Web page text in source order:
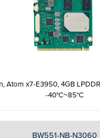
Atom x7-E3950, 4GB
-40°C~85°C
BW551-NB-N3060